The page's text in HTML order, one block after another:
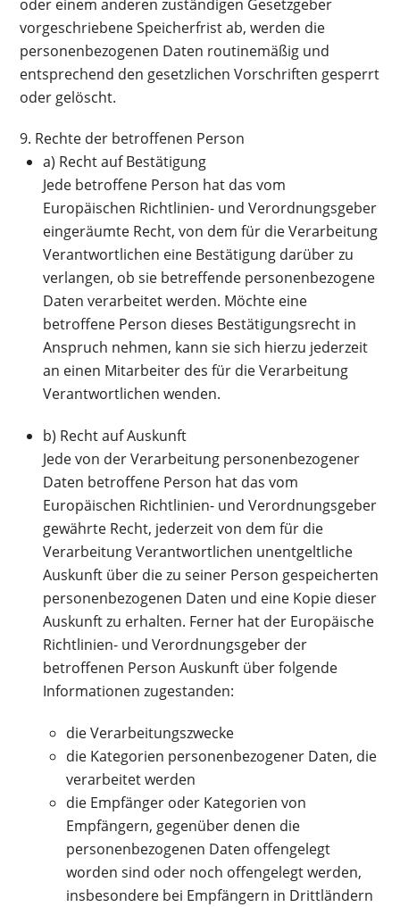
oder einem anderen zuständigen Gesetzgeber
vorgeschriebene Speicherfrist ab, werden die
personenbezogenen Daten routinemäßig und
entsprechend den gesetzlichen Vorschriften gesperrt
oder gelöscht.
9. Rechte der betroffenen Person
a) Recht auf Bestätigung
Jede betroffene Person hat das vom
Europäischen Richtlinien- und Verordnungsgeber
eingeräumte Recht, von dem für die Verarbeitung
Verantwortlichen eine Bestätigung darüber zu
verlangen, ob sie betreffende personenbezogene
Daten verarbeitet werden. Möchte eine
betroffene Person dieses Bestätigungsrecht in
Anspruch nehmen, kann sie sich hierzu jederzeit
an einen Mitarbeiter des für die Verarbeitung
Verantwortlichen wenden.
b) Recht auf Auskunft
Jede von der Verarbeitung personenbezogener
Daten betroffene Person hat das vom
Europäischen Richtlinien- und Verordnungsgeber
gewährte Recht, jederzeit von dem für die
Verarbeitung Verantwortlichen unentgeltliche
Auskunft über die zu seiner Person gespeicherten
personenbezogenen Daten und eine Kopie dieser
Auskunft zu erhalten. Ferner hat der Europäische
Richtlinien- und Verordnungsgeber der
betroffenen Person Auskunft über folgende
Informationen zugestanden:
die Verarbeitungszwecke
die Kategorien personenbezogener Daten, die
verarbeitet werden
die Empfänger oder Kategorien von
Empfängern, gegenüber denen die
personenbezogenen Daten offengelegt
worden sind oder noch offengelegt werden,
insbesondere bei Empfängern in Drittländern